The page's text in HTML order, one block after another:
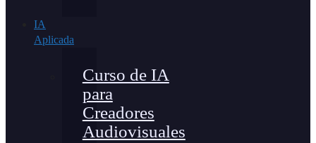
IA
Aplicada
Curso de IA
para
Creadores
Audiovisuales